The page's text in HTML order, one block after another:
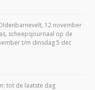
12 november
scheepsjournaal op de
t/m dinsdag 5 dec
tot de laatste dag